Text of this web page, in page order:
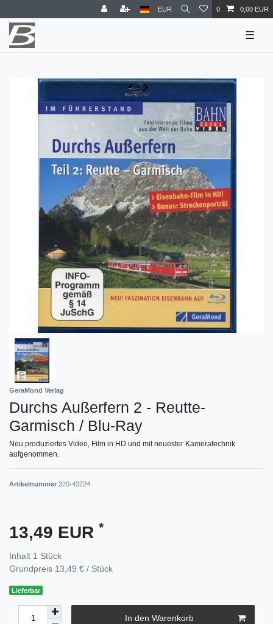
EUR 0 0,00 EUR
☰
GeraMond Verlag
Durchs Außerfern 2 - Reutte-
Garmisch / Blu-Ray
Neu produziertes Video, Film in HD und mit neuester Kameratechnik
aufgenommen.
Artikelnummer 320-43224
13,49 EUR *
Inhalt 1 Stück
Grundpreis 13,49 € / Stück
Lieferbar
In den Warenkorb